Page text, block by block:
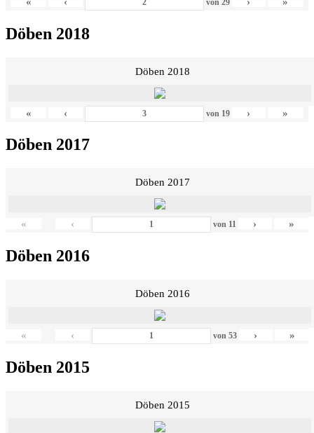
Döben 2018
Döben 2018
« ‹ von 19 › »
Döben 2017
Döben 2017
« ‹ von 11 › »
Döben 2016
Döben 2016
« ‹ von 53 › »
Döben 2015
Döben 2015